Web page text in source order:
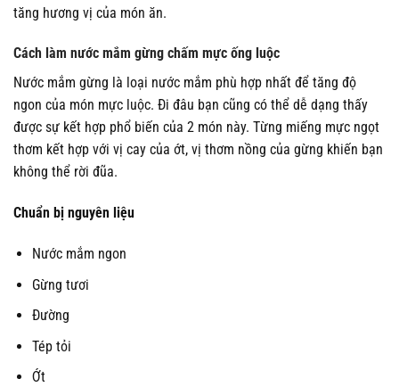
tăng hương vị của món ăn.
Cách làm nước mắm gừng chấm mực ống luộc
Nước mắm gừng là loại nước mắm phù hợp nhất để tăng độ
ngon của món mực luộc. Đi đâu bạn cũng có thể dễ dạng thấy
được sự kết hợp phổ biến của 2 món này. Từng miếng mực ngọt
thơm kết hợp với vị cay của ớt, vị thơm nồng của gừng khiến bạn
không thể rời đũa.
Chuẩn bị nguyên liệu
Nước mắm ngon
Gừng tươi
Đường
Tép tỏi
Ớt